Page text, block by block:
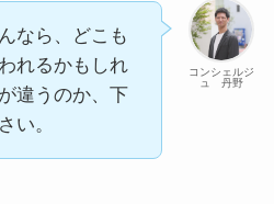
コンシェルジ
ュ 丹野
なら、どこも
れるかもしれ
違うのか、下
い。